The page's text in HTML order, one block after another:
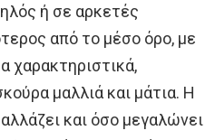
ή σε αρκετές
από το μέσο όρο, με
χαρακτηριστικά,
μαλλιά και μάτια. Η
και όσο μεγαλώνει